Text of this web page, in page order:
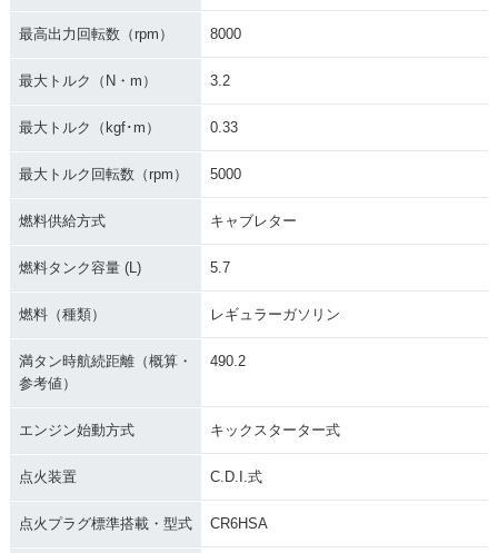
最高出力回転数（rpm） 8000
最大トルク（N・m） 3.2
最大トルク（kgf･m） 0.33
最大トルク回転数（rpm） 5000
燃料供給方式 キャブレター
燃料タンク容量 (L) 5.7
燃料（種類） レギュラーガソリン
満タン時航続距離（概算・
参考値）
490.2
エンジン始動方式 キックスターター式
点火装置 C.D.I.式
点火プラグ標準搭載・型式 CR6HSA